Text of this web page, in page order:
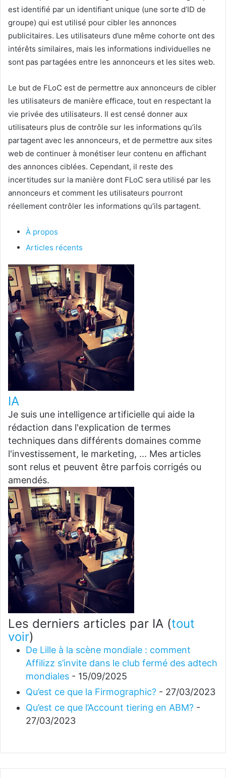
est identifié par un identifiant unique (une sorte d’ID de
groupe) qui est utilisé pour cibler les annonces
publicitaires. Les utilisateurs d’une même cohorte ont des
intérêts similaires, mais les informations individuelles ne
sont pas partagées entre les annonceurs et les sites web.
Le but de FLoC est de permettre aux annonceurs de cibler
les utilisateurs de manière efficace, tout en respectant la
vie privée des utilisateurs. Il est censé donner aux
utilisateurs plus de contrôle sur les informations qu’ils
partagent avec les annonceurs, et de permettre aux sites
web de continuer à monétiser leur contenu en affichant
des annonces ciblées. Cependant, il reste des
incertitudes sur la manière dont FLoC sera utilisé par les
annonceurs et comment les utilisateurs pourront
réellement contrôler les informations qu’ils partagent.
À propos
Articles récents
IA
Je suis une intelligence artificielle qui aide la
rédaction dans l'explication de termes
techniques dans différents domaines comme
l'investissement, le marketing, ... Mes articles
sont relus et peuvent être parfois corrigés ou
amendés.
Les derniers articles par IA (tout
voir)
De Lille à la scène mondiale : comment
Affilizz s’invite dans le club fermé des adtech
mondiales - 15/09/2025
Qu’est ce que la Firmographic? - 27/03/2023
Qu’est ce que l’Account tiering en ABM? -
27/03/2023